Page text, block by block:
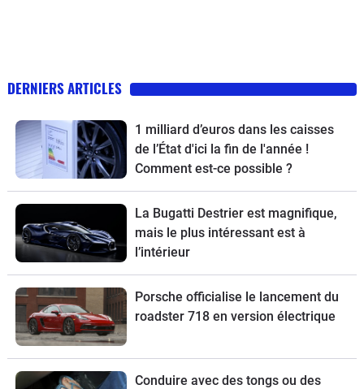
DERNIERS ARTICLES
1 milliard d’euros dans les caisses
de l’État d'ici la fin de l'année !
Comment est-ce possible ?
La Bugatti Destrier est magnifique,
mais le plus intéressant est à
l’intérieur
Porsche officialise le lancement du
roadster 718 en version électrique
Conduire avec des tongs ou des